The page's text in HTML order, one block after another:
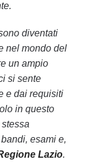
diventati
nel mondo del
un ampio
si sente
e dai requisiti
in questo
esami e,
Lazio.